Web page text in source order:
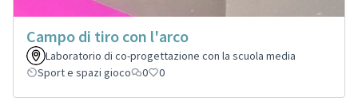
Campo di tiro con l'arco
Laboratorio di co-progettazione con la scuola media
Sport e spazi gioco
0 0